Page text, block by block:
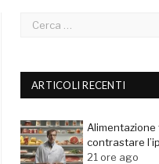
ARTICOLI RECENTI
contrastare
21 ore ago